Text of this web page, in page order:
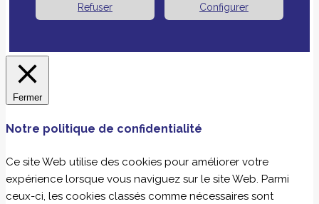
Refuser Configurer
Fermer
Notre politique de confidentialité
Ce site Web utilise des cookies pour améliorer votre
expérience lorsque vous naviguez sur le site Web. Parmi
ceux-ci, les cookies classés comme nécessaires sont